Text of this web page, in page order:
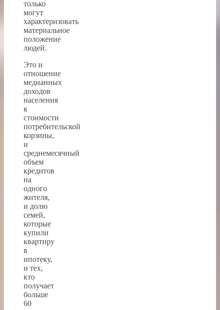
только
могут
характеризовать
материальное
положение
людей.
Это и
отношение
медианных
доходов
населения
к
стоимости
потребительской
корзины,
и
среднемесячный
объем
кредитов
на
одного
жителя,
и долю
семей,
которые
купили
квартиру
в
ипотеку,
и тех,
кто
получает
больше
60